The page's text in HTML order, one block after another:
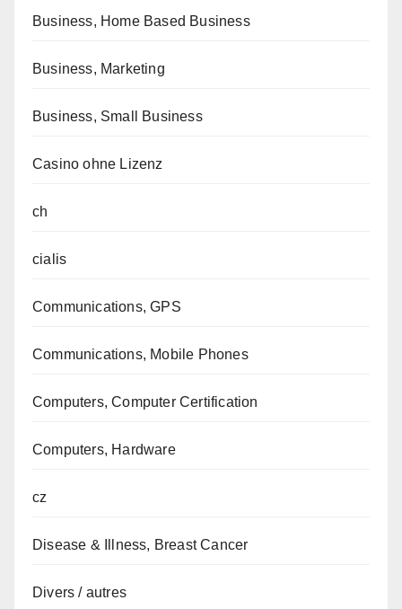
Business, Home Based Business
Business, Marketing
Business, Small Business
Casino ohne Lizenz
ch
cialis
Communications, GPS
Communications, Mobile Phones
Computers, Computer Certification
Computers, Hardware
cz
Disease & Illness, Breast Cancer
Divers / autres